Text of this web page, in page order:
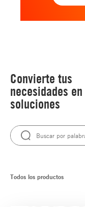
Convierte tus
necesidades en
soluciones
Todos los productos